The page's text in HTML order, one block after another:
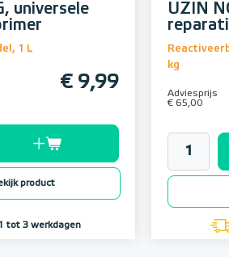
universele
1 L
€ 9,99
product
tot 3 werkdagen
UZIN
kg
Adviesprijs
€ 65,00